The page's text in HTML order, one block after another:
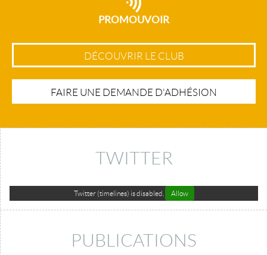
PROMOUVOIR
DÉCOUVRIR LE CLUB
FAIRE UNE DEMANDE D'ADHÉSION
TWITTER
Twitter (timelines) is disabled. Allow
PUBLICATIONS